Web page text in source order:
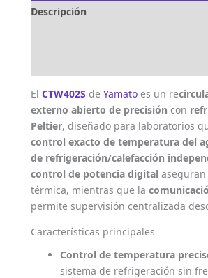
Descripción
El CTW402S de Yamato es un re
externo abierto de precisión con
Peltier, diseñado para laboratorios
control exacto de temperatura del
de refrigeración/calefacción
control de potencia digital
térmica, mientras que la
permite supervisión centralizada
Características principales
Control de temperatura
sistema de refrigeración sin